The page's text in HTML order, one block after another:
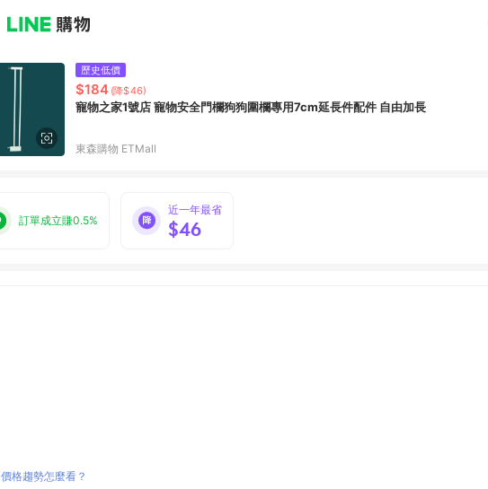
歷史低價
$184 (降$46)
寵物之家1號店 寵物安全門欄狗狗圍欄專用7cm延長件配件 自由加長
東森購物 ETMall
訂單成立賺0.5%
近一年最省
$46
價格趨勢怎麼看？